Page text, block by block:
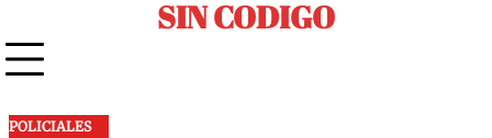
to
content
SIN CODIGO
POLICIALES